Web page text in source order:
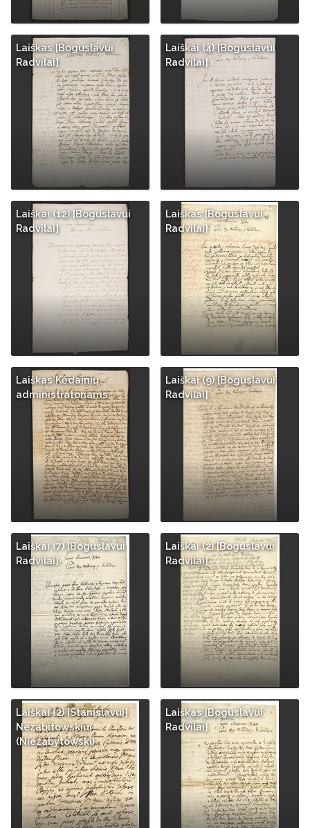
Laiškas [Boguslavui
Radvilai]
Laiškai (4) [Boguslavui
Radvilai]
Laiškai (12) [Boguslavui
Radvilai]
Laiškas [Boguslavui
Radvilai]
Laiškas Kėdainių
administratoriams
Laiškai (9) [Boguslavui
Radvilai]
Laiškai (7) [Boguslavui
Radvilai]
Laiškai (2) [Boguslavui
Radvilai]
Laiškai (2) [Stanislavui]
Nezabitowskiui
(Niezabytowski)
Laiškas [Boguslavui
Radvilai]